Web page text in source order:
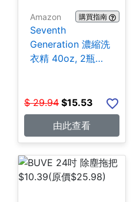
Amazon 購買指南
Seventh
Generation 濃縮洗
衣精 40oz, 2瓶
$ 29.94 $15.53
由此查看